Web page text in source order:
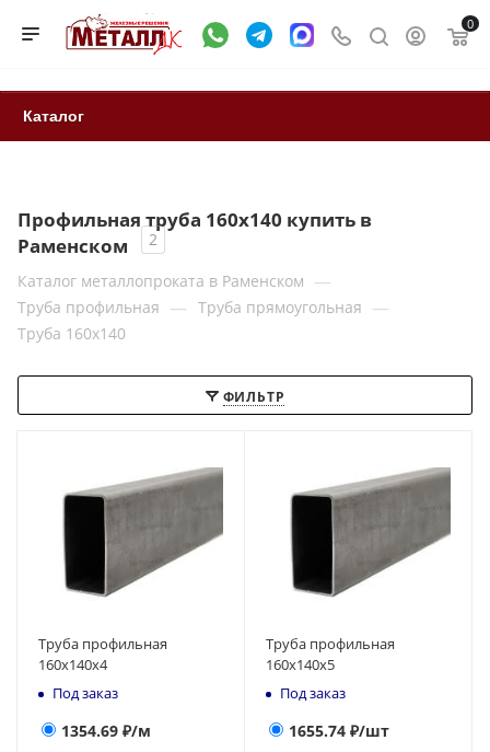
0
Каталог
Профильная труба 160x140 купить в
Раменском
2
Каталог металлопроката в Раменском —
Труба профильная — Труба прямоугольная —
Труба 160x140
ФИЛЬТР
Труба профильная
160х140x4
Под заказ
1354.69 ₽/м
Труба профильная
160х140x5
Под заказ
1655.74 ₽/шт